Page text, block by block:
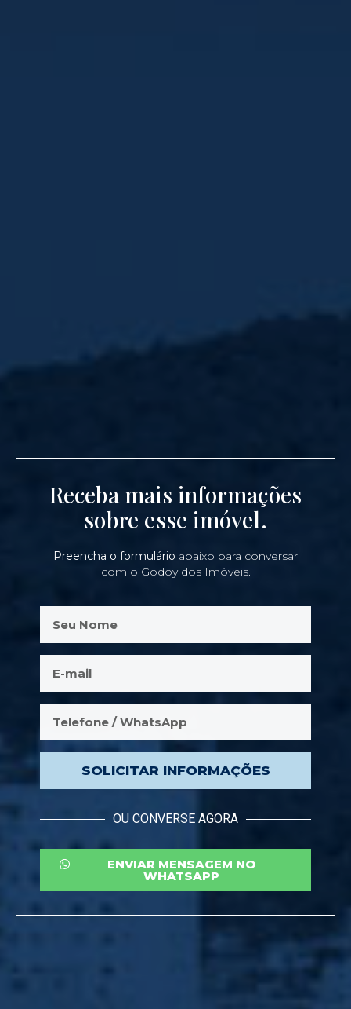
Receba mais informações
sobre esse imóvel.
Preencha o formulário abaixo para conversar
com o Godoy dos Imóveis.
SOLICITAR INFORMAÇÕES
OU CONVERSE AGORA
ENVIAR MENSAGEM NO
WHATSAPP